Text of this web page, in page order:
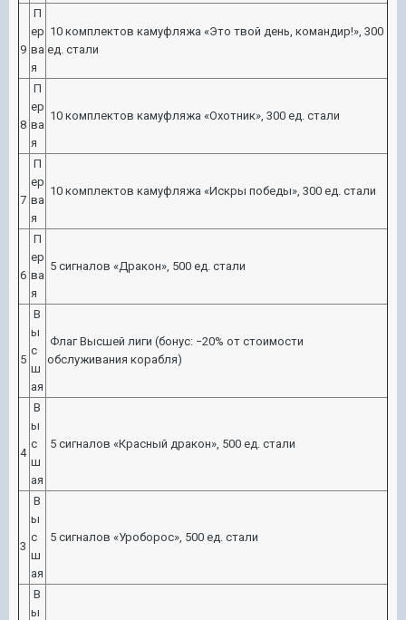
9
П
ер
ва
я
10 комплектов камуфляжа «Это твой день, командир!», 300
ед. стали
8
П
ер
ва
я
10 комплектов камуфляжа «Охотник», 300 ед. стали
7
П
ер
ва
я
10 комплектов камуфляжа «Искры победы», 300 ед. стали
6
П
ер
ва
я
5 сигналов «Дракон», 500 ед. стали
5
В
ы
с
ш
ая
Флаг Высшей лиги (бонус: −20% от стоимости
обслуживания корабля)
4
В
ы
с
ш
ая
5 сигналов «Красный дракон», 500 ед. стали
3
В
ы
с
ш
ая
5 сигналов «Уроборос», 500 ед. стали
В
ы